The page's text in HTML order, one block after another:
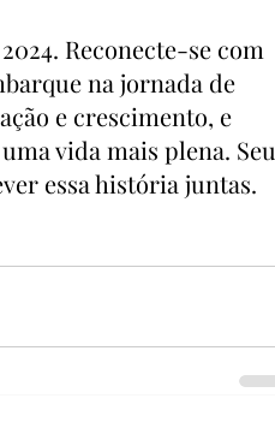
Reconecte-se com
na jornada de
e crescimento, e
vida mais plena. Seu
essa história juntas.